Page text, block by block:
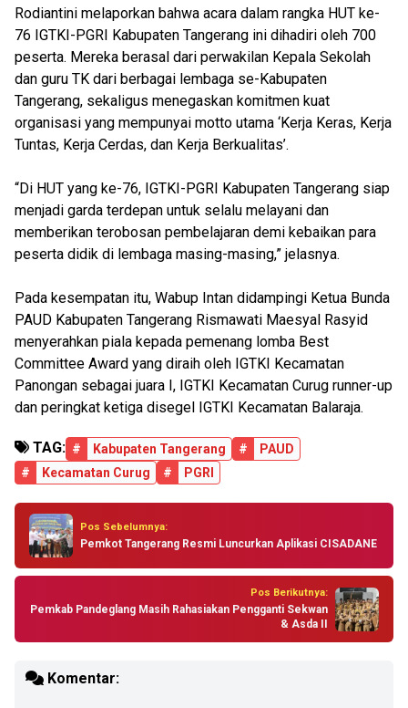
Rodiantini melaporkan bahwa acara dalam rangka HUT ke-
76 IGTKI-PGRI Kabupaten Tangerang ini dihadiri oleh 700
peserta. Mereka berasal dari perwakilan Kepala Sekolah
dan guru TK dari berbagai lembaga se-Kabupaten
Tangerang, sekaligus menegaskan komitmen kuat
organisasi yang mempunyai motto utama ‘Kerja Keras, Kerja
Tuntas, Kerja Cerdas, dan Kerja Berkualitas’.
“Di HUT yang ke-76, IGTKI-PGRI Kabupaten Tangerang siap
menjadi garda terdepan untuk selalu melayani dan
memberikan terobosan pembelajaran demi kebaikan para
peserta didik di lembaga masing-masing,” jelasnya.
Pada kesempatan itu, Wabup Intan didampingi Ketua Bunda
PAUD Kabupaten Tangerang Rismawati Maesyal Rasyid
menyerahkan piala kepada pemenang lomba Best
Committee Award yang diraih oleh IGTKI Kecamatan
Panongan sebagai juara I, IGTKI Kecamatan Curug runner-up
dan peringkat ketiga disegel IGTKI Kecamatan Balaraja.
TAG: # Kabupaten Tangerang #
PAUD
#
Kecamatan Curug # PGRI
Pos Sebelumnya:
Pemkot Tangerang Resmi Luncurkan Aplikasi CISADANE
Pos Berikutnya:
Pemkab Pandeglang Masih Rahasiakan Pengganti Sekwan
& Asda II
Komentar: